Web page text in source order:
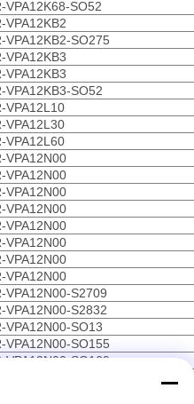
VPA12K68-SO52
VPA12KB2
VPA12KB2-SO275
VPA12KB3
VPA12KB3
VPA12KB3-SO52
VPA12L10
VPA12L30
VPA12L60
VPA12N00
VPA12N00
VPA12N00
VPA12N00
VPA12N00
VPA12N00
VPA12N00
VPA12N00
VPA12N00-S2709
VPA12N00-S2832
VPA12N00-SO13
VPA12N00-SO155
VPA12N00-SO169